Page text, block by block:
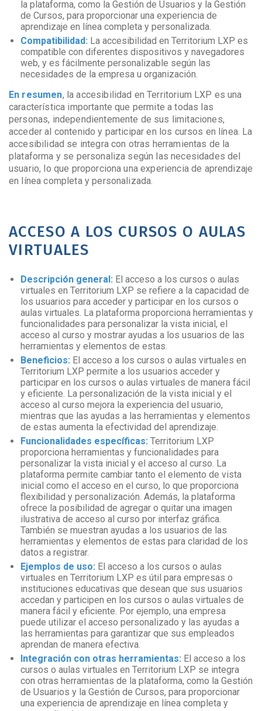
la plataforma, como la Gestión de Usuarios y la Gestión
de Cursos, para proporcionar una experiencia de
aprendizaje en línea completa y personalizada.
Compatibilidad: La accesibilidad en Territorium LXP es
compatible con diferentes dispositivos y navegadores
web, y es fácilmente personalizable según las
necesidades de la empresa u organización.
En resumen, la accesibilidad en Territorium LXP es una
característica importante que permite a todas las
personas, independientemente de sus limitaciones,
acceder al contenido y participar en los cursos en línea. La
accesibilidad se integra con otras herramientas de la
plataforma y se personaliza según las necesidades del
usuario, lo que proporciona una experiencia de aprendizaje
en línea completa y personalizada.
ACCESO A LOS CURSOS O AULAS
VIRTUALES
Descripción general: El acceso a los cursos o aulas
virtuales en Territorium LXP se refiere a la capacidad de
los usuarios para acceder y participar en los cursos o
aulas virtuales. La plataforma proporciona herramientas y
funcionalidades para personalizar la vista inicial, el
acceso al curso y mostrar ayudas a los usuarios de las
herramientas y elementos de estas.
Beneficios: El acceso a los cursos o aulas virtuales en
Territorium LXP permite a los usuarios acceder y
participar en los cursos o aulas virtuales de manera fácil
y eficiente. La personalización de la vista inicial y el
acceso al curso mejora la experiencia del usuario,
mientras que las ayudas a las herramientas y elementos
de estas aumenta la efectividad del aprendizaje.
Funcionalidades específicas: Territorium LXP
proporciona herramientas y funcionalidades para
personalizar la vista inicial y el acceso al curso. La
plataforma permite cambiar tanto el elemento de vista
inicial como el acceso en el curso, lo que proporciona
flexibilidad y personalización. Además, la plataforma
ofrece la posibilidad de agregar o quitar una imagen
ilustrativa de acceso al curso por interfaz gráfica.
También se muestran ayudas a los usuarios de las
herramientas y elementos de estas para claridad de los
datos a registrar.
Ejemplos de uso: El acceso a los cursos o aulas
virtuales en Territorium LXP es útil para empresas o
instituciones educativas que desean que sus usuarios
accedan y participen en los cursos o aulas virtuales de
manera fácil y eficiente. Por ejemplo, una empresa
puede utilizar el acceso personalizado y las ayudas a
las herramientas para garantizar que sus empleados
aprendan de manera efectiva.
Integración con otras herramientas: El acceso a los
cursos o aulas virtuales en Territorium LXP se integra
con otras herramientas de la plataforma, como la Gestión
de Usuarios y la Gestión de Cursos, para proporcionar
una experiencia de aprendizaje en línea completa y